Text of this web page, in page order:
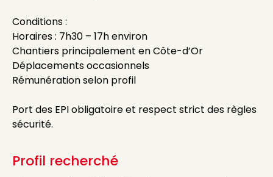
Conditions :
Horaires : 7h30 – 17h environ
Chantiers principalement en Côte-d’Or
Déplacements occasionnels
Rémunération selon profil
Port des EPI obligatoire et respect strict des règles
sécurité.
Profil recherché